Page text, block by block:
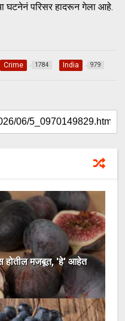
घटनेनं परिसर हादरून गेला आहे.
Crime 1784 India 979
होतील मजबूत, 'हे' आहेत